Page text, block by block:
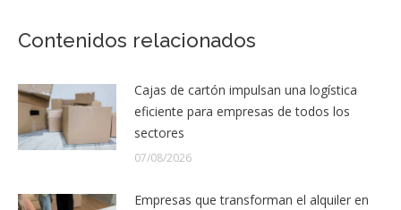
Contenidos relacionados
Cajas de cartón impulsan una logística
eficiente para empresas de todos los
sectores
07/08/2026
Empresas que transforman el alquiler en